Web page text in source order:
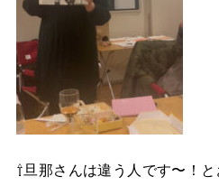
⇧旦那さんは違う人です〜！